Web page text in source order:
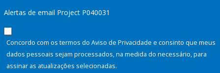
Alertas de email Project P040031
Concordo com os termos do Aviso de Privacidade e consinto que meus
dados pessoais sejam processados, na medida do necessário, para
assinar as atualizações selecionadas.